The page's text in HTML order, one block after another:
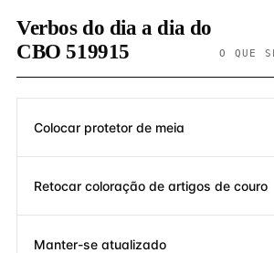
Verbos do dia a dia do
CBO 519915
O QUE
Colocar protetor de meia
Retocar coloração de artigos de couro
Manter-se atualizado